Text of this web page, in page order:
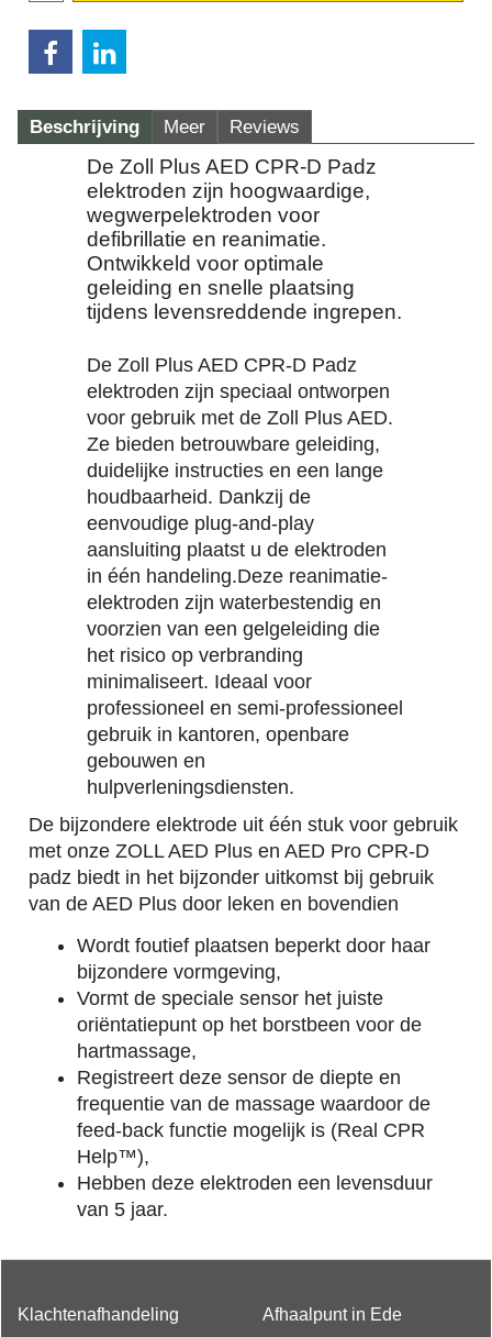
Beschrijving Meer Reviews
De Zoll Plus AED CPR-D Padz
elektroden zijn hoogwaardige,
wegwerpelektroden voor
defibrillatie en reanimatie.
Ontwikkeld voor optimale
geleiding en snelle plaatsing
tijdens levensreddende ingrepen.
De Zoll Plus AED CPR-D Padz
elektroden zijn speciaal ontworpen
voor gebruik met de Zoll Plus AED.
Ze bieden betrouwbare geleiding,
duidelijke instructies en een lange
houdbaarheid. Dankzij de
eenvoudige plug-and-play
aansluiting plaatst u de elektroden
in één handeling.Deze reanimatie-
elektroden zijn waterbestendig en
voorzien van een gelgeleiding die
het risico op verbranding
minimaliseert. Ideaal voor
professioneel en semi-professioneel
gebruik in kantoren, openbare
gebouwen en
hulpverleningsdiensten.
De bijzondere elektrode uit één stuk voor gebruik
met onze ZOLL AED Plus en AED Pro CPR-D
padz biedt in het bijzonder uitkomst bij gebruik
van de AED Plus door leken en bovendien
Wordt foutief plaatsen beperkt door haar
bijzondere vormgeving,
Vormt de speciale sensor het juiste
oriëntatiepunt op het borstbeen voor de
hartmassage,
Registreert deze sensor de diepte en
frequentie van de massage waardoor de
feed-back functie mogelijk is (Real CPR
Help™),
Hebben deze elektroden een levensduur
van 5 jaar.
Klachtenafhandeling
Afhaalpunt in Ede